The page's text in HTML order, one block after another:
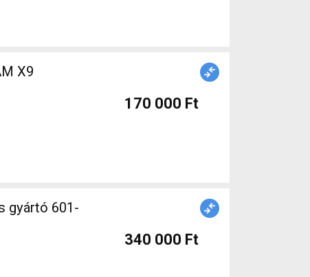
X9
170 000 Ft
gyártó 601-
340 000 Ft